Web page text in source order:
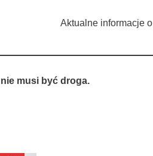
Aktualne informacje o
musi być droga.